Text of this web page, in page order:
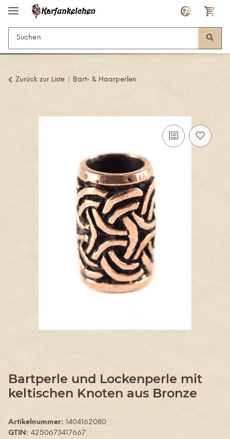
Zurück zur Liste Bart- & Haarperlen
Bartperle und Lockenperle mit
keltischen Knoten aus Bronze
Artikelnummer:
1404162080
GTIN: 4250673417667